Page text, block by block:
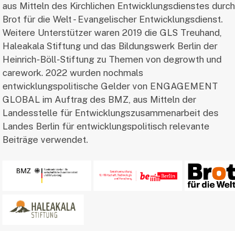
aus Mitteln des Kirchlichen Entwicklungsdienstes durch
Brot für die Welt - Evangelischer Entwicklungsdienst.
Weitere Unterstützer waren 2019 die GLS Treuhand,
Haleakala Stiftung und das Bildungswerk Berlin der
Heinrich-Böll-Stiftung zu Themen von degrowth und
carework. 2022 wurden nochmals
entwicklungspolitische Gelder von ENGAGEMENT
GLOBAL im Auftrag des BMZ, aus Mitteln der
Landesstelle für Entwicklungszusammenarbeit des
Landes Berlin für entwicklungspolitisch relevante
Beiträge verwendet.